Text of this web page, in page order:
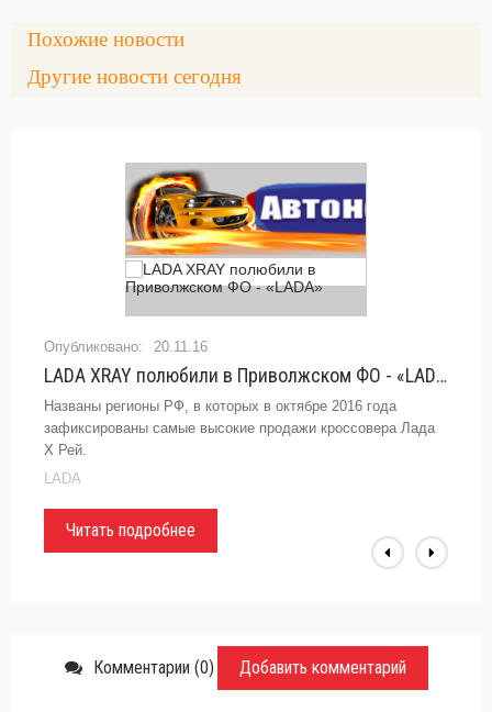
Похожие новости
Другие новости сегодня
20.11.16
LADA XRAY полюбили в Приволжском ФО - «LADA»
Названы регионы РФ, в которых в октябре 2016 года
зафиксированы самые высокие продажи кроссовера Лада
Х Рей.
LADA
Читать подробнее
Комментарии (0) Добавить комментарий